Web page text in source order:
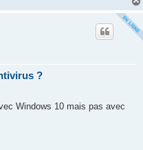
?
Windows 10 mais pas avec